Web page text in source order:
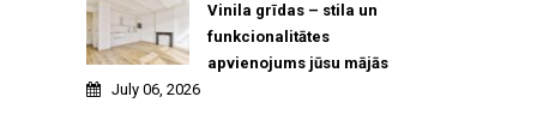
Vinila grīdas – stila un
funkcionalitātes
apvienojums jūsu mājās
July 06, 2026